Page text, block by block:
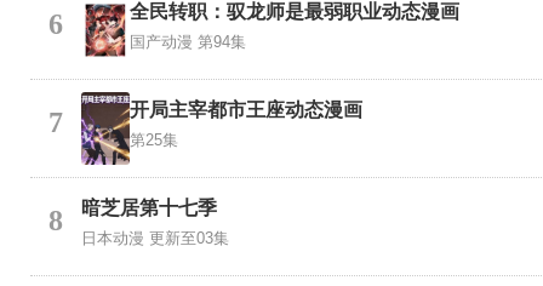
6 全民转职：驭龙师是最弱职业动态漫画
国产动漫 第94集
7 开局主宰都市王座动态漫画
第25集
8 暗芝居第十七季
日本动漫 更新至03集